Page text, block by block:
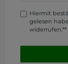
Hiermit
gelesen
widerrufen.**